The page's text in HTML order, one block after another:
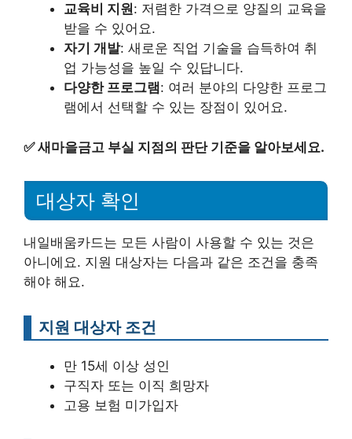
교육비 지원: 저렴한 가격으로 양질의 교육을
받을 수 있어요.
자기 개발: 새로운 직업 기술을 습득하여 취
업 가능성을 높일 수 있답니다.
다양한 프로그램: 여러 분야의 다양한 프로그
램에서 선택할 수 있는 장점이 있어요.
✅새마을금고 부실 지점의 판단 기준을 알아보세요.
대상자 확인
내일배움카드는 모든 사람이 사용할 수 있는 것은
아니에요. 지원 대상자는 다음과 같은 조건을 충족
해야 해요.
지원 대상자 조건
만 15세 이상 성인
구직자 또는 이직 희망자
고용 보험 미가입자